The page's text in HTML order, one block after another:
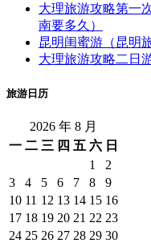
大理旅游攻略第一
南要多久）
昆明闺蜜游（昆明
大理旅游攻略二日
旅游日历
2026 年 8 月
一 二 三 四 五 六 日
1
2
3
4 5 6 7 8
9
10 11 12 13 14 15 16
17 18 19 20 21 22 23
24 25 26 27 28 29 30